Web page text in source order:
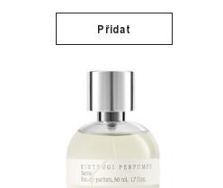
Přidat